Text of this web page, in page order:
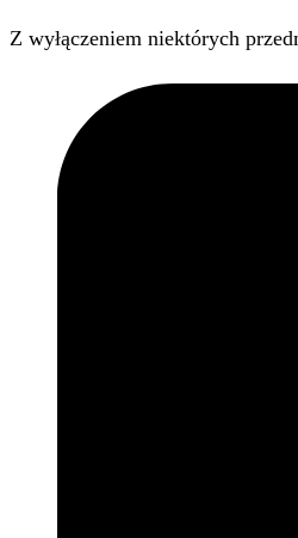
Z wyłączeniem niektórych